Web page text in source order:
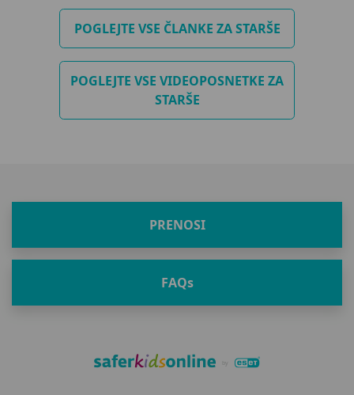
POGLEJTE VSE ČLANKE ZA STARŠE
POGLEJTE VSE VIDEOPOSNETKE ZA
STARŠE
PRENOSI
FAQs